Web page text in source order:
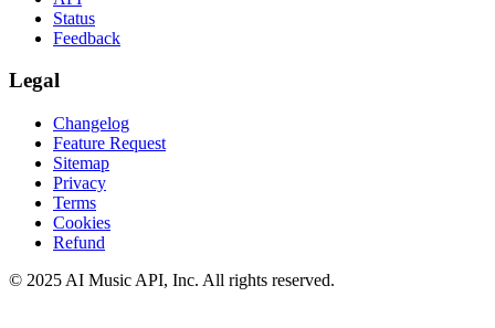
Status
Feedback
Legal
Changelog
Feature Request
Sitemap
Privacy
Terms
Cookies
Refund
© 2025 AI Music API, Inc. All rights reserved.